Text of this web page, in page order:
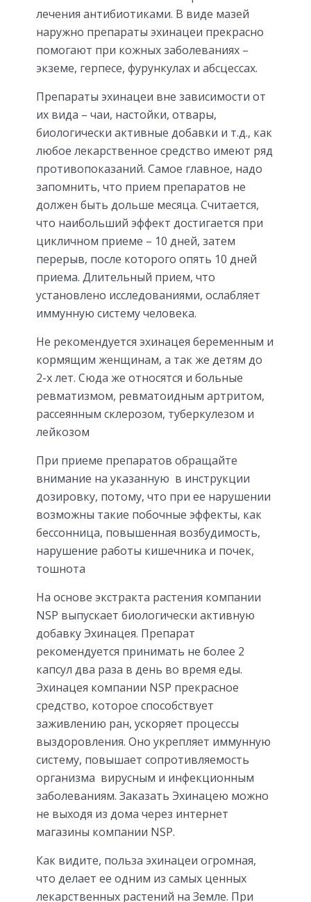
лечения антибиотиками. В виде мазей
наружно препараты эхинацеи прекрасно
помогают при кожных заболеваниях –
экземе, герпесе, фурункулах и абсцессах.
Препараты эхинацеи вне зависимости от
их вида – чаи, настойки, отвары,
биологически активные добавки и т.д., как
любое лекарственное средство имеют ряд
противопоказаний. Самое главное, надо
запомнить, что прием препаратов не
должен быть дольше месяца. Считается,
что наибольший эффект достигается при
цикличном приеме – 10 дней, затем
перерыв, после которого опять 10 дней
приема. Длительный прием, что
установлено исследованиями, ослабляет
иммунную систему человека.
Не рекомендуется эхинацея беременным и
кормящим женщинам, а так же детям до
2-х лет. Сюда же относятся и больные
ревматизмом, ревматоидным артритом,
рассеянным склерозом, туберкулезом и
лейкозом
При приеме препаратов обращайте
внимание на указанную в инструкции
дозировку, потому, что при ее нарушении
возможны такие побочные эффекты, как
бессонница, повышенная возбудимость,
нарушение работы кишечника и почек,
тошнота
На основе экстракта растения компании
NSP выпускает биологически активную
добавку Эхинацея. Препарат
рекомендуется принимать не более 2
капсул два раза в день во время еды.
Эхинацея компании NSP прекрасное
средство, которое способствует
заживлению ран, ускоряет процессы
выздоровления. Оно укрепляет иммунную
систему, повышает сопротивляемость
организма вирусным и инфекционным
заболеваниям. Заказать Эхинацею можно
не выходя из дома через интернет
магазины компании NSP.
Как видите, польза эхинацеи огромная,
что делает ее одним из самых ценных
лекарственных растений на Земле. При